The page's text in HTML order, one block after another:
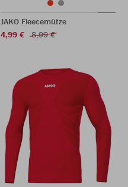
JAKO Fleecemütze
4,99 €
8,99 €